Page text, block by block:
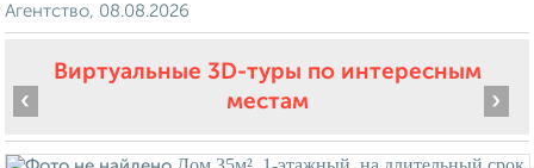
Агентство, 08.08.2026
Виртуальные 3D-туры по интересным
местам
‹ ›